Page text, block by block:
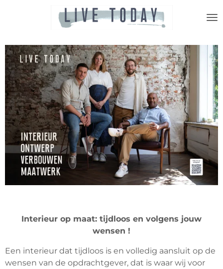
de
hoofdinhoud
Interieur op maat: tijdloos en volgens jouw
wensen !
Een interieur dat tijdloos is en volledig aansluit op de
wensen van de opdrachtgever, dat is waar wij voor